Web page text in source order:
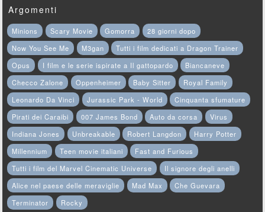
Argomenti
Minions Scary Movie Gomorra
28 giorni dopo
Now You See Me
M3gan
Tutti i film dedicati a Dragon Trainer
Opus
I film e le serie ispirate a Il gattopardo
Biancaneve
Checco Zalone
Oppenheimer Baby Sitter
Royal Family
Leonardo Da Vinci
Jurassic Park - World
Cinquanta sfumature
Pirati dei Caraibi
007 James Bond Auto da corsa
Virus
Indiana Jones
Unbreakable Robert Langdon
Harry Potter
Millennium
Teen movie italiani
Fast and Furious
Tutti i film del Marvel Cinematic Universe
Il signore degli anelli
Alice nel paese delle meraviglie
Mad Max
Che Guevara
Terminator
Rocky